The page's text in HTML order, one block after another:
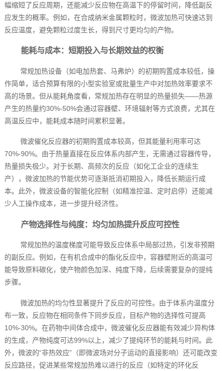
幅缩短了反应周期，还能减少反应物在高温下的停留时间，降低副反
应发生的概率。例如，在合成纳米金属颗粒时，微波加热可快速达到
反应温度，避免颗粒过度生长，得到尺寸更均匀的产物。
能耗与成本：短期投入与长期效益的权衡
常规加热设备（如电加热套、马弗炉）的初期购置成本较低，操
作简单，适合预算有限的小型实验室或批量生产中对加热效率要求不
高的场景。但从能耗角度看，常规加热存在明显的热量损失——热源
产生的热量约30%-50%会通过容器壁、环境辐射等方式浪费，尤其在
高温反应中，能耗成本随时间累积显著。
微波催化反应器的初期购置成本较高，但其能量利用率可达
70%-90%。由于热量直接在反应体系内部产生，无需通过容器传导，
热量损失极少。对于长期、高频次的反应（如化工企业的连续生
产），微波加热的节能优势可逐渐抵消初期投入，降低长期运行成
本。此外，微波设备的智能化控制（如精准控温、定时启停）还能减
少人工操作成本，进一步提升经济性。
产物选择性与纯度：均匀加热提升反应可控性
常规加热的温度梯度可能导致反应体系中局部过热，引发非预期
的副反应。例如，在有机合成中的酯化反应中，容器壁附近的高温可
能导致原料碳化，使产物颜色加深、纯度下降，后续需要复杂的提纯
步骤。
微波加热的均匀性显著提升了反应的可控性。由于体系内温度分
布一致，反应物在相同条件下同步反应，目标产物的选择性可提高
10%-30%。在药物中间体合成中，微波催化反应器能有效减少异构体
的生成，产物纯度可达99%以上，减少了提纯环节的能耗与时间。此
外，微波的“非热效应”（即微波场对分子运动的直接影响）还可能改变
反应路径，促进某些常规加热难以进行的反应（如特定的环化反